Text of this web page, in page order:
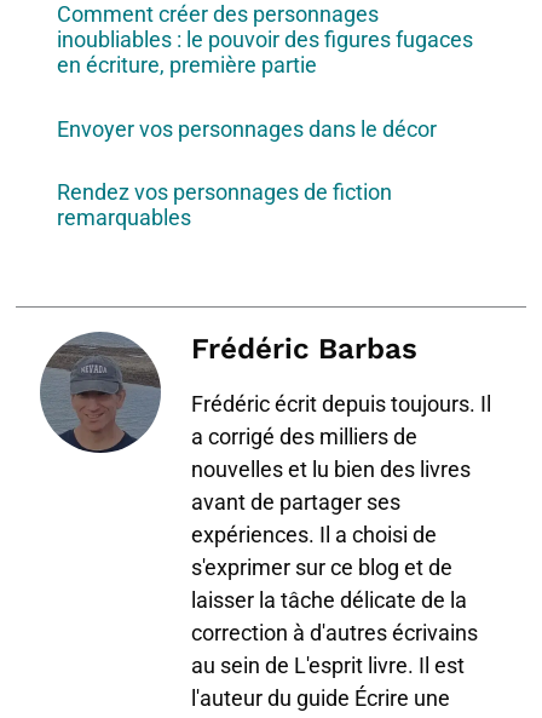
Comment créer des personnages
inoubliables : le pouvoir des figures fugaces
en écriture, première partie
Envoyer vos personnages dans le décor
Rendez vos personnages de fiction
remarquables
Frédéric Barbas
Frédéric écrit depuis toujours. Il
a corrigé des milliers de
nouvelles et lu bien des livres
avant de partager ses
expériences. Il a choisi de
s'exprimer sur ce blog et de
laisser la tâche délicate de la
correction à d'autres écrivains
au sein de L'esprit livre. Il est
l'auteur du guide Écrire une